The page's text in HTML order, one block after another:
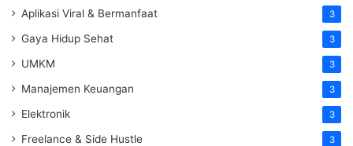
Aplikasi Viral & Bermanfaat 3
Gaya Hidup Sehat 3
UMKM 3
Manajemen Keuangan 3
Elektronik 3
Freelance & Side Hustle 3